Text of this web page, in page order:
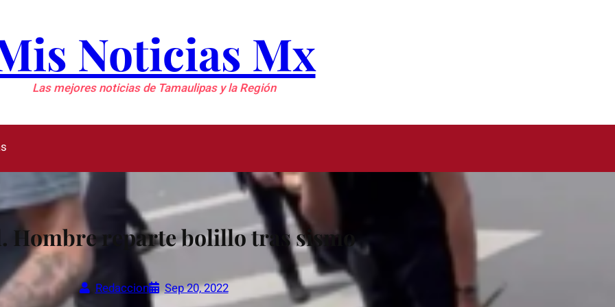
Noticias Mx
Las mejores noticias de Tamaulipas y la Región
Hombre reparte bolillo tras sismo
Redaccion Sep 20, 2022